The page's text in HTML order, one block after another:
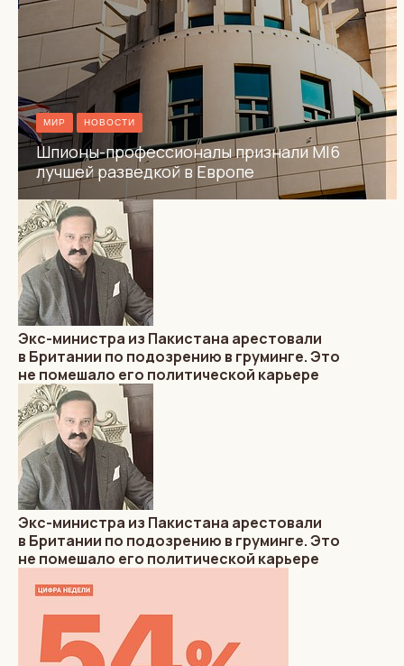
МИР НОВОСТИ
Шпионы-профессионалы признали MI6
лучшей разведкой в Европе
Экс-министра из Пакистана арестовали
в Британии по подозрению в груминге. Это
не помешало его политической карьере
Экс-министра из Пакистана арестовали
в Британии по подозрению в груминге. Это
не помешало его политической карьере